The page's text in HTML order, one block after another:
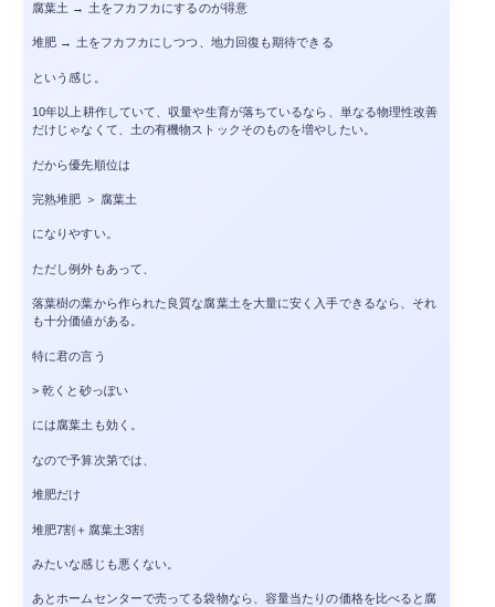
腐葉土 → 土をフカフカにするのが得意
堆肥 → 土をフカフカにしつつ、地力回復も期待できる
という感じ。
10年以上耕作していて、収量や生育が落ちているなら、単なる物理性改善
だけじゃなくて、土の有機物ストックそのものを増やしたい。
だから優先順位は
完熟堆肥 ＞ 腐葉土
になりやすい。
ただし例外もあって、
落葉樹の葉から作られた良質な腐葉土を大量に安く入手できるなら、それ
も十分価値がある。
特に君の言う
> 乾くと砂っぽい
には腐葉土も効く。
なので予算次第では、
堆肥だけ
堆肥7割＋腐葉土3割
みたいな感じも悪くない。
あとホームセンターで売ってる袋物なら、容量当たりの価格を比べると腐